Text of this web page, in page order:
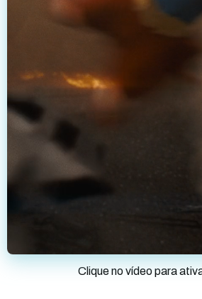
Clique no vídeo para